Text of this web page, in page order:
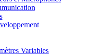
Variables